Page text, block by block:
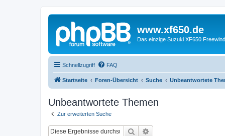
www.xf650.de
Das einzige Suzuki XF650
Schnellzugriff FAQ
Startseite Foren-Übersicht Suche Unbeantwortete
Unbeantwortete Themen
Zur erweiterten Suche
Suche